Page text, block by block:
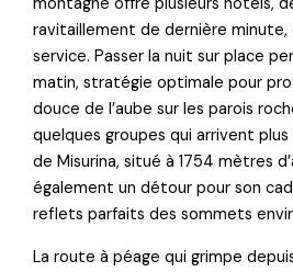
montagne offre plusieurs hôtels,
ravitaillement de dernière
service. Passer la nuit sur place
matin, stratégie optimale pour
douce de l’aube sur les parois
quelques groupes qui arrivent
de Misurina, situé à 1754 mètres
également un détour pour son
reflets parfaits des sommets
La route à péage qui grimpe